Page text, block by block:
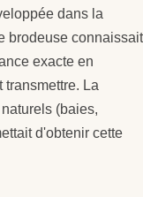
dans la
brodeuse connaissait
exacte en
La
(baies,
d'obtenir cette